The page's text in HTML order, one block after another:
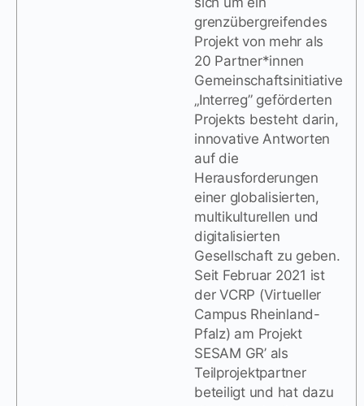
grenzübergreifendes
Projekt von mehr als
20 Partner*innen
Gemeinschaftsinitiative
„Interreg” geförderten
Projekts besteht darin,
innovative Antworten
auf die
Herausforderungen
einer globalisierten,
multikulturellen und
digitalisierten
Gesellschaft zu geben.
Seit Februar 2021 ist
der VCRP (Virtueller
Campus Rheinland-
Pfalz) am Projekt
SESAM GR’ als
Teilprojektpartner
beteiligt und hat dazu